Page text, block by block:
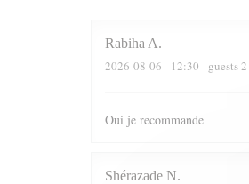
Rabiha A
2026-08-06 - 12:30 - guests 2
Oui je recommande
Shérazade N